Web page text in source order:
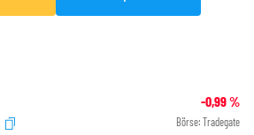
-0,99%
Börse: Tradegate